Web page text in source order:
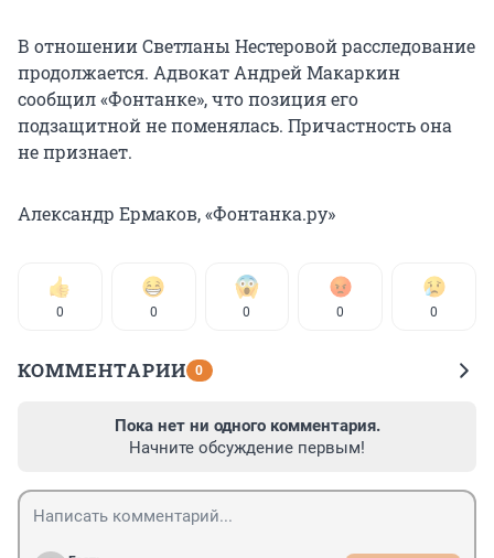
В отношении Светланы Нестеровой расследование
продолжается. Адвокат Андрей Макаркин
сообщил «Фонтанке», что позиция его
подзащитной не поменялась. Причастность она
не признает.
Александр Ермаков, «Фонтанка.ру»
0 0 0 0 0
КОММЕНТАРИИ 0
Пока нет ни одного комментария.
Начните обсуждение первым!